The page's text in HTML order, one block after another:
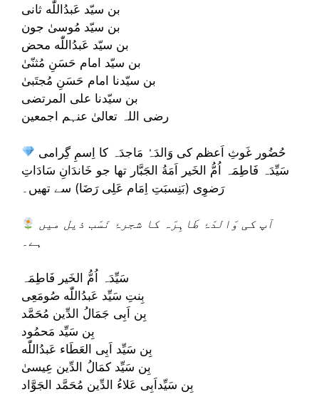
بن سیّد عَبدُاللّٰه ثانى
بن سیّد مُوسیٰ جون
بن سیّد عَبدُاللّٰه محض
بن سیّد امام حَسَنِ مُثنّیٰ
بن سیّدنا امام حَسَنِ مُجتَبىٰ
بن سیّدنا علی المرتضی
رضی اللہ تعالیٰ عنہم اجمعین
سَیِّدَہ فَاطِمَہ اُمُّ الخَیر اَمَةُ الجَبَّار تھا جو خَاندَانِ سَادَاتِ
رَضوِی (بَنِسبَتِ اِمَام عَلِى رَضَا) سے تھیں۔
ہے۔
سَیِّدَہ اُمُّ الخَیر فَاطِمَہ
بِنتِ سَیِّد عَبدُاللّٰه صُومَعِی
بِن اَبِی جَمَالُ الدِّین مُحَمَّد
بِن سَیِّد مَحمُود
بِن سَیِّد اَبِی العَطَاء عَبدُاللّٰه
بِن سَیِّد کمَالُ الدِّین عِیسیٰ
بِن سَیِّداَبِی عَلاءُ الدِّین مُحَمَّد الجَوَّاد